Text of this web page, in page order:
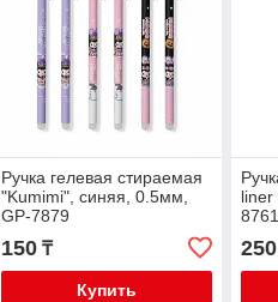
Ручка гелевая стираемая
"Kumimi", синяя, 0.5мм,
GP-7879
150₸
Купить
250